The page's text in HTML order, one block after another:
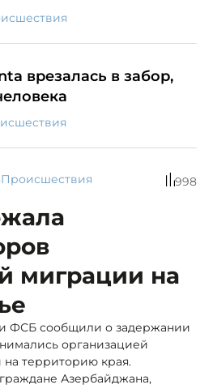
врезалась в забор,
Происшествия 998
миграции на
ФСБ сообщили о задержании
организацией
территорию края.
Азербайджана,